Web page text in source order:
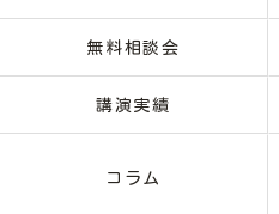
無料相談会
講演実績
コラム